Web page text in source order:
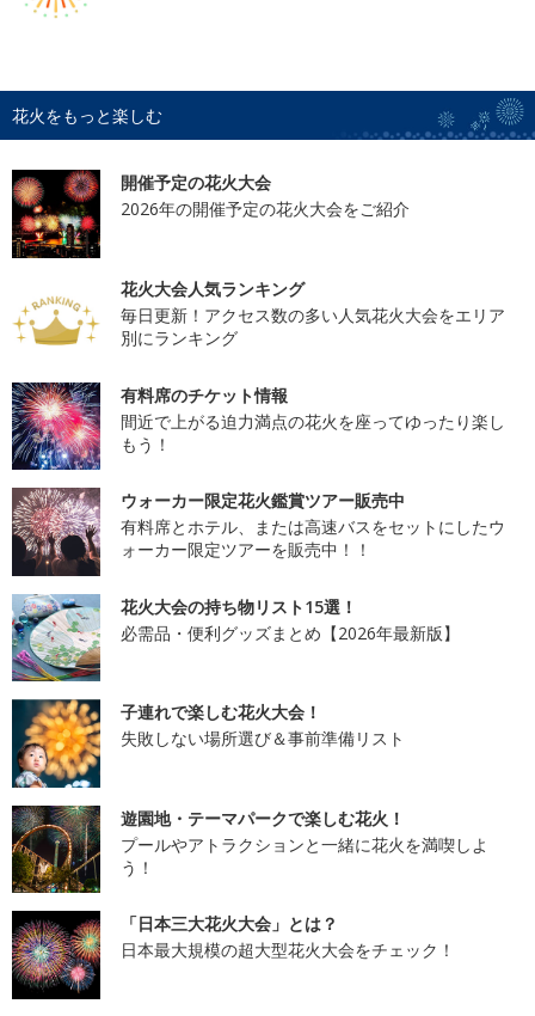
花火をもっと楽しむ
開催予定の花火大会
2026年の開催予定の花火大会をご紹介
花火大会人気ランキング
毎日更新！アクセス数の多い人気花火大会をエリア
別にランキング
有料席のチケット情報
間近で上がる迫力満点の花火を座ってゆったり楽し
もう！
ウォーカー限定花火鑑賞ツアー販売中
有料席とホテル、または高速バスをセットにしたウ
ォーカー限定ツアーを販売中！！
花火大会の持ち物リスト15選！
必需品・便利グッズまとめ【2026年最新版】
子連れで楽しむ花火大会！
失敗しない場所選び＆事前準備リスト
遊園地・テーマパークで楽しむ花火！
プールやアトラクションと一緒に花火を満喫しよ
う！
「日本三大花火大会」とは？
日本最大規模の超大型花火大会をチェック！